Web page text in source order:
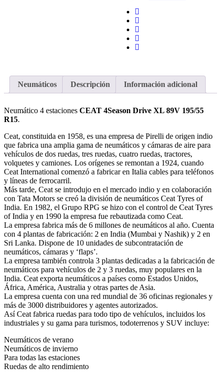
Neumáticos Descripción Información adicional
Neumático 4 estaciones CEAT 4Season Drive XL 89V 195/55
R15.
Ceat, constituida en 1958, es una empresa de Pirelli de origen indio
que fabrica una amplia gama de neumáticos y cámaras de aire para
vehículos de dos ruedas, tres ruedas, cuatro ruedas, tractores,
volquetes y camiones. Los orígenes se remontan a 1924, cuando
Ceat International comenzó a fabricar en Italia cables para teléfonos
y líneas de ferrocarril.
Más tarde, Ceat se introdujo en el mercado indio y en colaboración
con Tata Motors se creó la división de neumáticos Ceat Tyres of
India. En 1982, el Grupo RPG se hizo con el control de Ceat Tyres
of India y en 1990 la empresa fue rebautizada como Ceat.
La empresa fabrica más de 6 millones de neumáticos al año. Cuenta
con 4 plantas de fabricación: 2 en India (Mumbai y Nashik) y 2 en
Sri Lanka. Dispone de 10 unidades de subcontratación de
neumáticos, cámaras y ‘flaps’.
La empresa también controla 3 plantas dedicadas a la fabricación de
neumáticos para vehículos de 2 y 3 ruedas, muy populares en la
India. Ceat exporta neumáticos a países como Estados Unidos,
África, América, Australia y otras partes de Asia.
La empresa cuenta con una red mundial de 36 oficinas regionales y
más de 3000 distribuidores y agentes autorizados.
Así Ceat fabrica ruedas para todo tipo de vehículos, incluidos los
industriales y su gama para turismos, todoterrenos y SUV incluye:
Neumáticos de verano
Neumáticos de invierno
Para todas las estaciones
Ruedas de alto rendimiento